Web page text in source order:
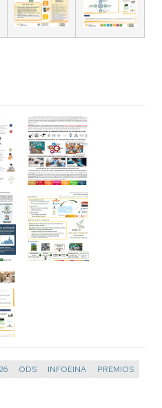
ODS INFOEINA PREMIOS